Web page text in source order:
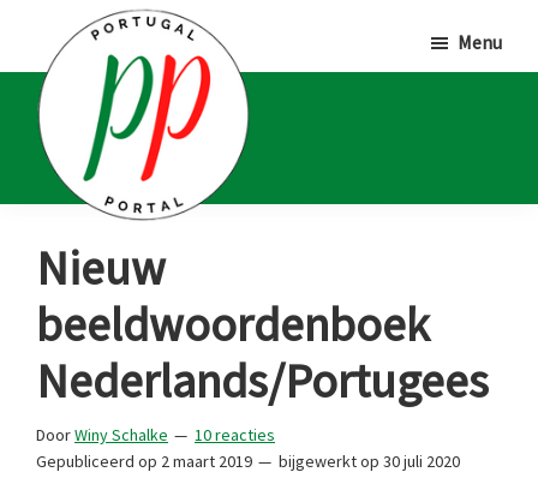
hoofd
inhoud
eerste
sidebar
voettekst
Portal
Voor
Portugalliefhebbers
en
-
fanaten
Menu
Nieuw
beeldwoordenboek
Nederlands/Portugees
DoorWiny Schalke
10 reacties
Gepubliceerd op 2 maart 2019 bijgewerkt op 30 juli 2020